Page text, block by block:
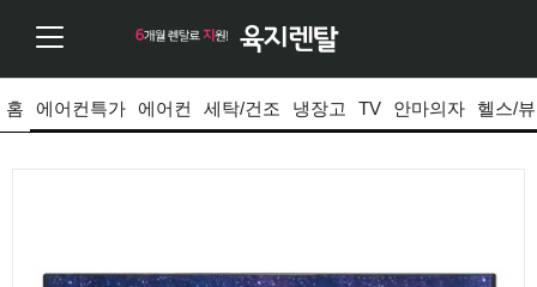
홈 에어컨특가 에어컨 세탁/건조 냉장고 TV 안마의자 헬스/